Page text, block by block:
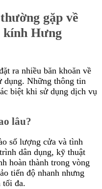
gặp về
kính Hưng
ra nhiều băn khoăn về
dụng. Những thông tin
biệt khi sử dụng dịch vụ
lâu?
số lượng cửa và tình
dân dụng, kỹ thuật
hoàn thành trong vòng
tiến độ nhanh nhưng
tối đa.